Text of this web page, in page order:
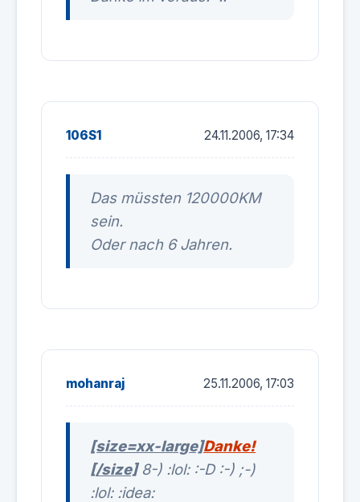
106S1 24.11.2006, 17:34
Das müssten 120000KM
sein.
Oder nach 6 Jahren.
mohanraj 25.11.2006, 17:03
[size=xx-large]Danke!
[/size]8-) :lol: :-D :-) ;-)
:lol: :idea: